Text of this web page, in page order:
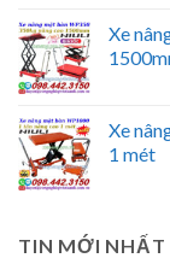
Xe
Xe
1 mét
TIN MỚI NHẤT